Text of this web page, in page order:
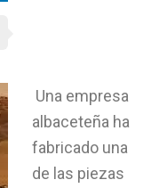
Una empresa
albaceteña ha
fabricado una
de las piezas